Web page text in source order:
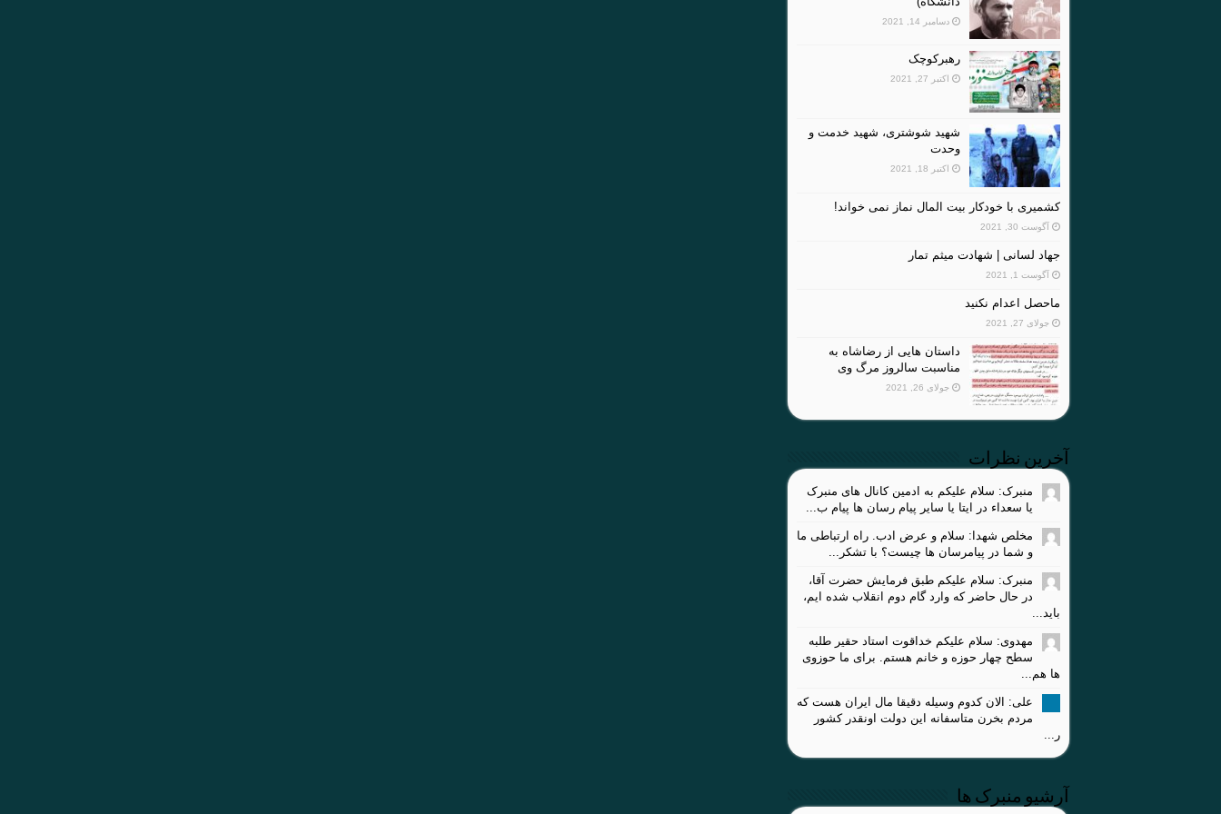
دسامبر 14, 2021
رهبرکوچک
اکتبر 27, 2021
شهید شوشتری، شهید خدمت و
وحدت
اکتبر 18, 2021
کشمیری با خودکار بیت المال نماز نمی خواند!
آگوست 30, 2021
جهاد لسانی | شهادت میثم تمار
آگوست 1, 2021
ماحصل اعدام نکنید
جولای 27, 2021
داستان هایی از رضاشاه به
مناسبت سالروز مرگ وی
جولای 26, 2021
آخرین نظرات
منبرک: سلام علیکم به ادمین کانال های منبرک
یا سعداء در ایتا یا سایر پیام رسان ها پیام ب...
مخلص شهدا: سلام و عرض ادب. راه ارتباطی ما
و شما در پیامرسان ها چیست؟ با تشکر...
منبرک: سلام علیکم طبق فرمایش حضرت آقا،
در حال حاضر که وارد گام دوم انقلاب شده ایم،
باید...
مهدوی: سلام علیکم خداقوت استاد حقیر طلبه
سطح چهار حوزه و خانم هستم. برای ما حوزوی
ها هم...
علی: الان کدوم وسیله دقیقا مال ایران هست که
مردم بخرن متاسفانه این دولت اونقدر کشور
ر...
آرشیو منبرک ها